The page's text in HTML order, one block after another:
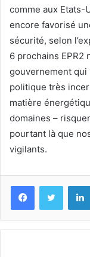
comme aux Etats-
encore favorisé
sécurité, selon
6 prochains EPR2
gouvernement qui
politique très
matière
domaines –
pourtant là que
vigilants.
FacebookTwitter